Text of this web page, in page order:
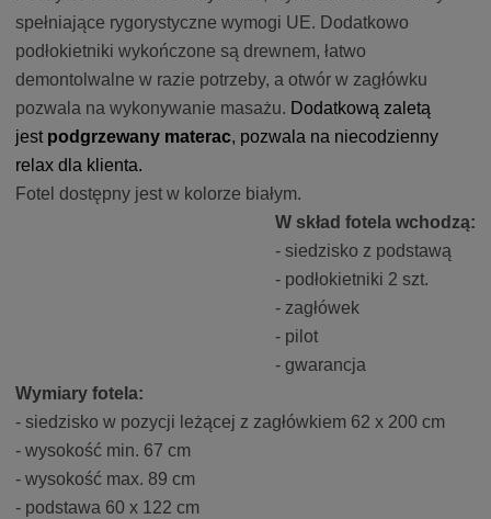
spełniające rygorystyczne wymogi UE. Dodatkowo
podłokietniki wykończone są drewnem, łatwo
demontolwalne w razie potrzeby, a otwór w zagłówku
pozwala na wykonywanie masażu. Dodatkową zaletą
jest podgrzewany materac, pozwala na niecodzienny
relax dla klienta.
Fotel dostępny jest w kolorze białym.
W skład fotela wchodzą:
- siedzisko z podstawą
- podłokietniki 2 szt.
- zagłówek
- pilot
- gwarancja
Wymiary fotela:
- siedzisko w pozycji leżącej z zagłówkiem 62 x 200 cm
- wysokość min. 67 cm
- wysokość max. 89 cm
- podstawa 60 x 122 cm